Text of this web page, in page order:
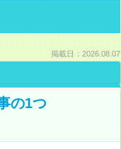
掲載日：2026.08.07
の1つ